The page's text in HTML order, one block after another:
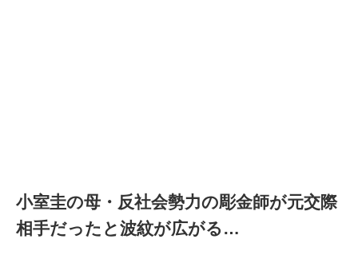
小室圭の母・反社会勢力の彫金師が元交際
相手だったと波紋が広がる…